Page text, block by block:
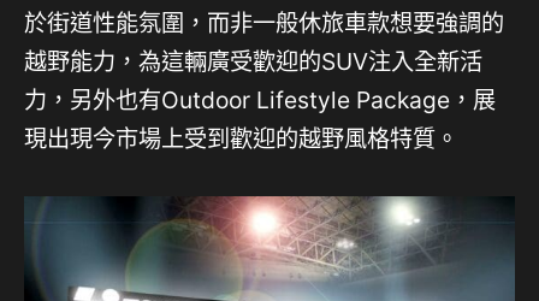
於街道性能氛圍，而非一般休旅車款想要強調的
越野能力，為這輛廣受歡迎的SUV注入全新活
力，另外也有Outdoor Lifestyle Package，展
現出現今市場上受到歡迎的越野風格特質。